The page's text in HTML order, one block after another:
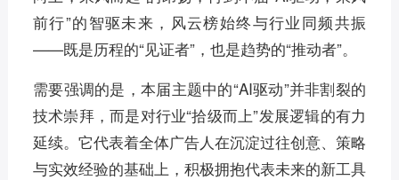
前行”的智驱未来，风云榜始终与行业同频共振
——既是历程的“见证者”，也是趋势的“推动者”。
需要强调的是，本届主题中的“AI驱动”并非割裂的
技术崇拜，而是对行业“拾级而上”发展逻辑的有力
延续。它代表着全体广告人在沉淀过往创意、策略
与实效经验的基础上，积极拥抱代表未来的新工具